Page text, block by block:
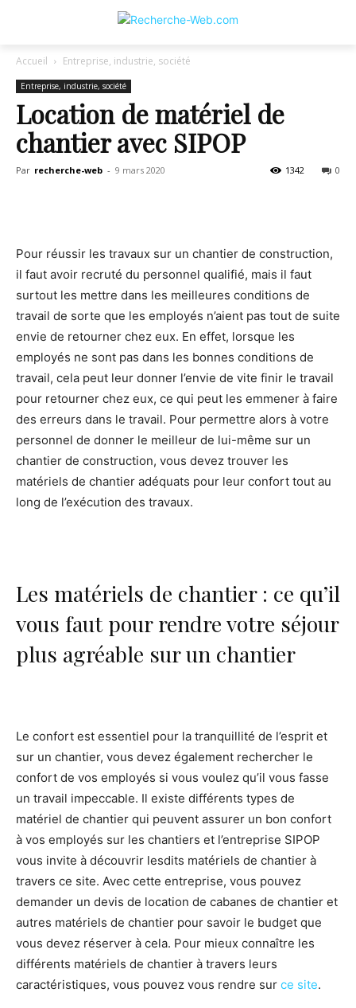
Accueil Entreprise, industrie, société
Entreprise, industrie, société
Location de matériel de
chantier avec SIPOP
Par recherche-web - 9 mars 2020 0
1342
Pour réussir les travaux sur un chantier de construction,
il faut avoir recruté du personnel qualifié, mais il faut
surtout les mettre dans les meilleures conditions de
travail de sorte que les employés n’aient pas tout de suite
envie de retourner chez eux. En effet, lorsque les
employés ne sont pas dans les bonnes conditions de
travail, cela peut leur donner l’envie de vite finir le travail
pour retourner chez eux, ce qui peut les emmener à faire
des erreurs dans le travail. Pour permettre alors à votre
personnel de donner le meilleur de lui-même sur un
chantier de construction, vous devez trouver les
matériels de chantier adéquats pour leur confort tout au
long de l’exécution des travaux.
Les matériels de chantier : ce qu’il
vous faut pour rendre votre séjour
plus agréable sur un chantier
Le confort est essentiel pour la tranquillité de l’esprit et
sur un chantier, vous devez également rechercher le
confort de vos employés si vous voulez qu’il vous fasse
un travail impeccable. Il existe différents types de
matériel de chantier qui peuvent assurer un bon confort
à vos employés sur les chantiers et l’entreprise SIPOP
vous invite à découvrir lesdits matériels de chantier à
travers ce site. Avec cette entreprise, vous pouvez
demander un devis de location de cabanes de chantier et
autres matériels de chantier pour savoir le budget que
vous devez réserver à cela. Pour mieux connaître les
différents matériels de chantier à travers leurs
caractéristiques, vous pouvez vous rendre sur ce site.